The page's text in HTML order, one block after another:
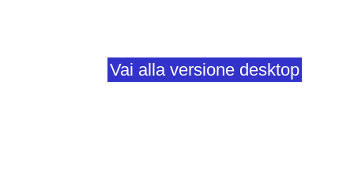
Vai alla versione desktop